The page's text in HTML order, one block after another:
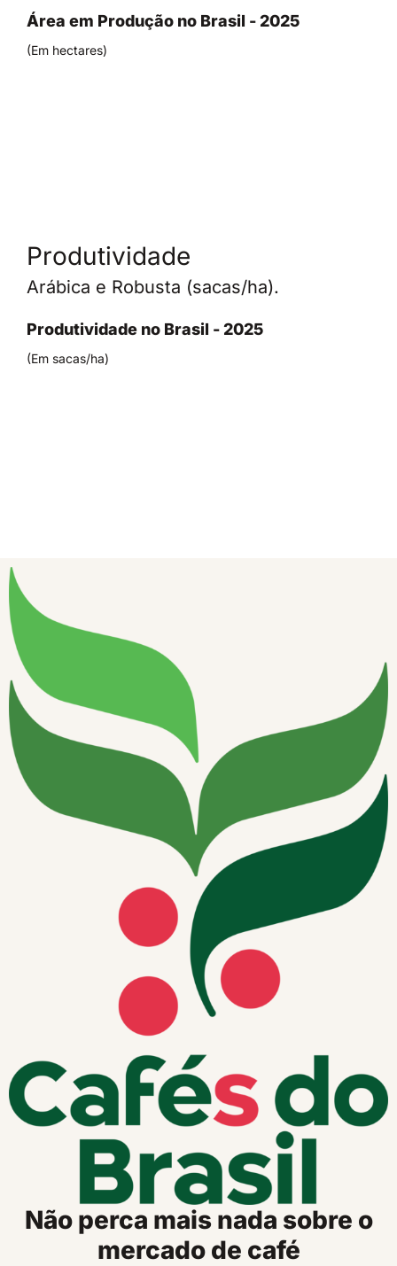
Área em Produção no Brasil - 2025
(Em hectares)
Produtividade
Arábica e Robusta (sacas/ha).
Produtividade no Brasil - 2025
(Em sacas/ha)
Não perca mais nada sobre o
mercado de café